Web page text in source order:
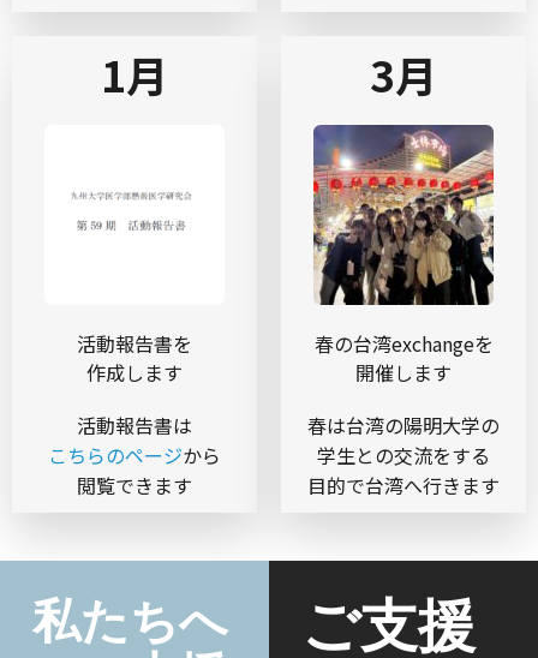
1月
活動報告書を
作成します
活動報告書は
こちらのページから
閲覧できます
3月
春の台湾exchangeを
開催します
春は台湾の陽明大学の
学生との交流をする
目的で台湾へ行きます
私たちへ
ご支援